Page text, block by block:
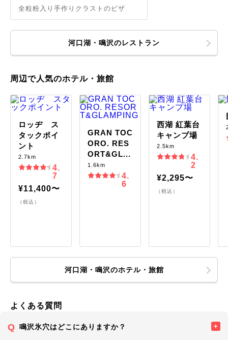
全粒粉入り手作りクラストのピザ
河口湖・鳴沢のレストラン
周辺で人気のホテル・旅館
ロッヂ ス
タックポイ
ント
2.7km
4.
7
¥11,400〜
（税込）
GRAN TOC
ORO. RES
ORT&GL...
1.6km
4.
6
西湖 紅葉台
キャンプ場
2.5km
4.
2
¥2,295〜
（税込）
河口湖・鳴沢のホテル・旅館
よくある質問
鳴沢氷穴はどこにありますか？